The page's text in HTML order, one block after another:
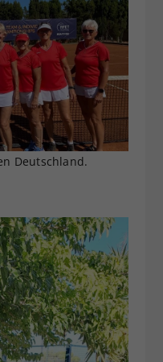
Deutschland.